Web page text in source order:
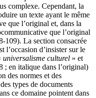
complexe. Cependant, la
un texte ayant le même
que l’original et, dans la
que l’original
109). La section consacrée
l’occasion d’insister sur le
universalisme culturel » et
; en italique dans l’original)
des normes et des
types de documents
ce domaine pointent dans